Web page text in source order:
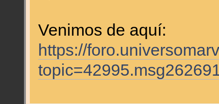
Venimos de aquí:
https://